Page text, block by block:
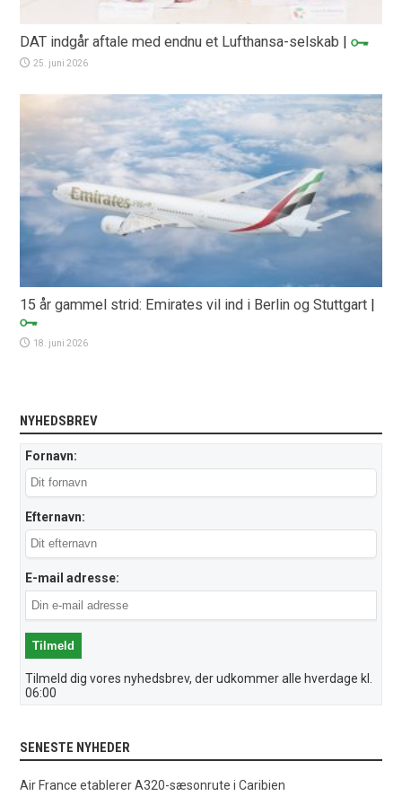
DAT indgår aftale med endnu et Lufthansa-selskab |
25. juni 2026
15 år gammel strid: Emirates vil ind i Berlin og Stuttgart |
18. juni 2026
NYHEDSBREV
Fornavn:
Efternavn:
E-mail adresse:
Tilmeld dig vores nyhedsbrev, der udkommer alle hverdage kl.
06:00
SENESTE NYHEDER
Air France etablerer A320-sæsonrute i Caribien